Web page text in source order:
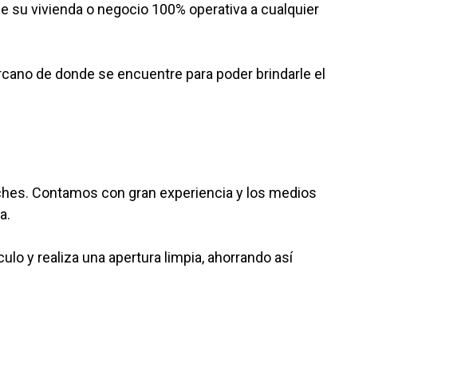
su vivienda o negocio 100% operativa a cualquier
de donde se encuentre para poder brindarle el
Contamos con gran experiencia y los medios
y realiza una apertura limpia, ahorrando así